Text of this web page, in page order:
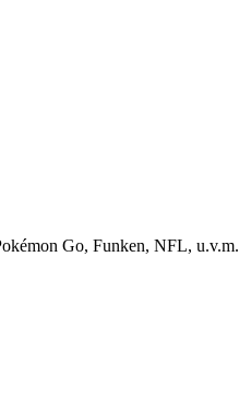
Go, Funken, NFL, u.v.m.